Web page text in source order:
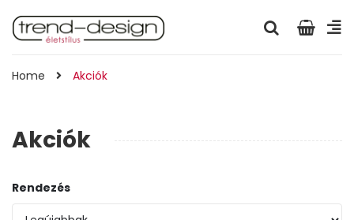
Home Akciók
Akciók
Rendezés